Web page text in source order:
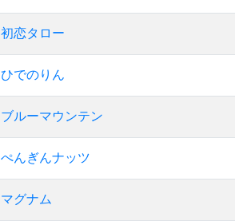
初恋タロー
ひでのりん
ブルーマウンテン
ぺんぎんナッツ
マグナム